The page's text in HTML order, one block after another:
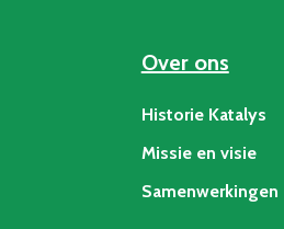
Over ons
Historie Katalys
Missie en visie
Samenwerkingen